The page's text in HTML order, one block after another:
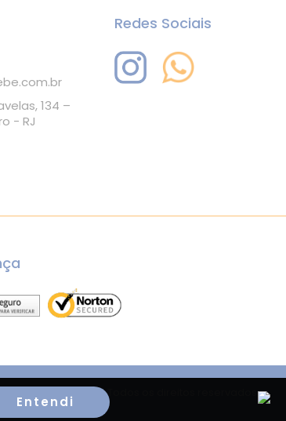
Entendi
134 –
- RJ
Redes Sociais
- 2026. Todos os direitos reservados.